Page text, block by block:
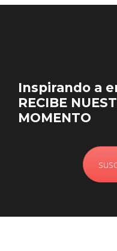
Inspirando a
RECIBE
MOMENTO